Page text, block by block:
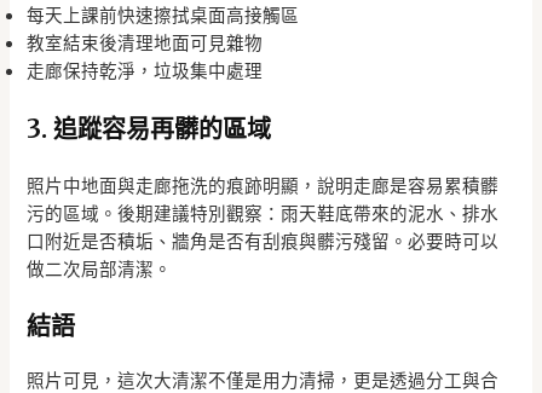
每天上課前快速擦拭桌面高接觸區
教室結束後清理地面可見雜物
走廊保持乾淨，垃圾集中處理
3. 追蹤容易再髒的區域
照片中地面與走廊拖洗的痕跡明顯，說明走廊是容易累積髒
污的區域。後期建議特別觀察：雨天鞋底帶來的泥水、排水
口附近是否積垢、牆角是否有刮痕與髒污殘留。必要時可以
做二次局部清潔。
結語
照片可見，這次大清潔不僅是用力清掃，更是透過分工與合